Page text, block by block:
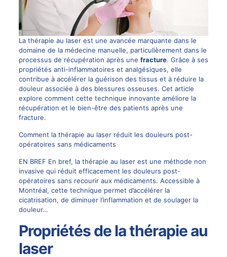
La thérapie au laser est une avancée marquante dans le
domaine de la médecine manuelle, particulièrement dans le
processus de récupération après une fracture. Grâce à ses
propriétés anti-inflammatoires et analgésiques, elle
contribue à accélérer la guérison des tissus et à réduire la
douleur associée à des blessures osseuses. Cet article
explore comment cette technique innovante améliore la
récupération et le bien-être des patients après une
fracture.
Comment la thérapie au laser réduit les douleurs post-
opératoires sans médicaments
EN BREF En bref, la thérapie au laser est une méthode non
invasive qui réduit efficacement les douleurs post-
opératoires sans recourir aux médicaments. Accessible à
Montréal, cette technique permet d’accélérer la
cicatrisation, de diminuer l’inflammation et de soulager la
douleur…
Propriétés de la thérapie au
laser